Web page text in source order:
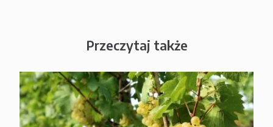
Przeczytaj także